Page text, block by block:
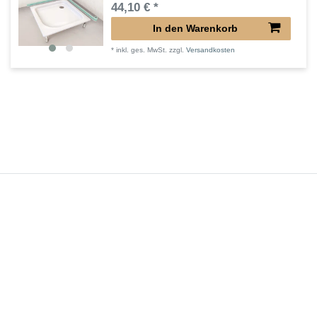
44,10 € *
In den Warenkorb
*inkl. ges. MwSt. zzgl.Versandkosten